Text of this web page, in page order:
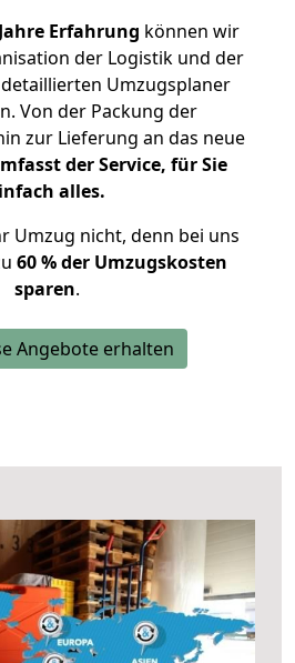
Erfahrung können wir
der Logistik und der
Umzugsplaner
Von der Packung der
zur Lieferung an das neue
der Service, für Sie
alles.
Umzug nicht, denn bei uns
60 % der Umzugskosten
sparen.
Angebote erhalten